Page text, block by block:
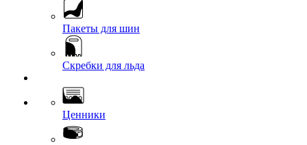
Пакеты для шин
Скребки для льда
Ценники